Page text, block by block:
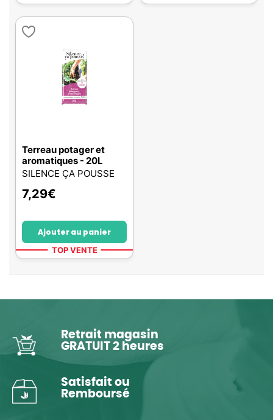
Terreau potager et
aromatiques - 20L
SILENCE ÇA POUSSE
7,29€
Ajouter au panier
TOP VENTE
Retrait magasin
GRATUIT 2 heures
Satisfait ou
Remboursé